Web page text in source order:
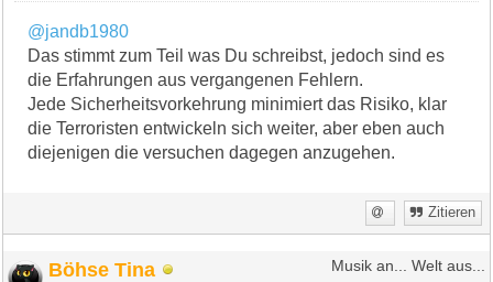
@jandb1980
Das stimmt zum Teil was Du schreibst, jedoch sind es
die Erfahrungen aus vergangenen Fehlern.
Jede Sicherheitsvorkehrung minimiert das Risiko, klar
die Terroristen entwickeln sich weiter, aber eben auch
diejenigen die versuchen dagegen anzugehen.
Zitieren
Böhse Tina Musik an... Welt aus...